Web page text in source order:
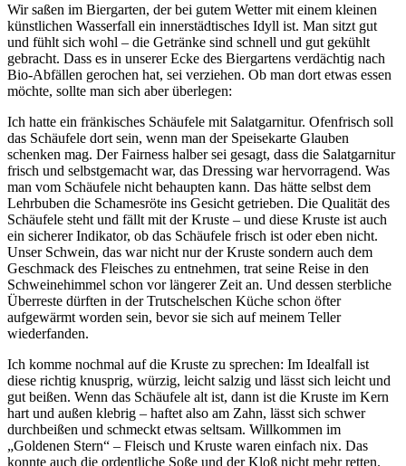
Wir saßen im Biergarten, der bei gutem Wetter mit einem kleinen
künstlichen Wasserfall ein innerstädtisches Idyll ist. Man sitzt gut
und fühlt sich wohl – die Getränke sind schnell und gut gekühlt
gebracht. Dass es in unserer Ecke des Biergartens verdächtig nach
Bio-Abfällen gerochen hat, sei verziehen. Ob man dort etwas essen
möchte, sollte man sich aber überlegen:
Ich hatte ein fränkisches Schäufele mit Salatgarnitur. Ofenfrisch soll
das Schäufele dort sein, wenn man der Speisekarte Glauben
schenken mag. Der Fairness halber sei gesagt, dass die Salatgarnitur
frisch und selbstgemacht war, das Dressing war hervorragend. Was
man vom Schäufele nicht behaupten kann. Das hätte selbst dem
Lehrbuben die Schamesröte ins Gesicht getrieben. Die Qualität des
Schäufele steht und fällt mit der Kruste – und diese Kruste ist auch
ein sicherer Indikator, ob das Schäufele frisch ist oder eben nicht.
Unser Schwein, das war nicht nur der Kruste sondern auch dem
Geschmack des Fleisches zu entnehmen, trat seine Reise in den
Schweinehimmel schon vor längerer Zeit an. Und dessen sterbliche
Überreste dürften in der Trutschelschen Küche schon öfter
aufgewärmt worden sein, bevor sie sich auf meinem Teller
wiederfanden.
Ich komme nochmal auf die Kruste zu sprechen: Im Idealfall ist
diese richtig knusprig, würzig, leicht salzig und lässt sich leicht und
gut beißen. Wenn das Schäufele alt ist, dann ist die Kruste im Kern
hart und außen klebrig – haftet also am Zahn, lässt sich schwer
durchbeißen und schmeckt etwas seltsam. Willkommen im
„Goldenen Stern“ – Fleisch und Kruste waren einfach nix. Das
konnte auch die ordentliche Soße und der Kloß nicht mehr retten.